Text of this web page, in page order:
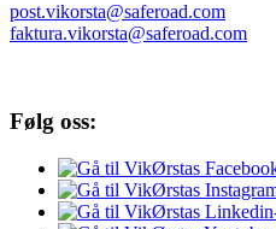
post.vikorsta@saferoad.com
faktura.vikorsta@saferoad.com
Følg oss: